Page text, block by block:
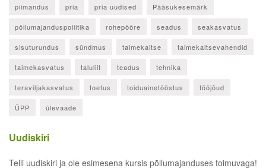
piimandus pria pria uudised Pääsukesemärk
põllumajanduspoliitika rohepööre seadus seakasvatus
sisuturundus sündmus taimekaitse taimekaitsevahendid
taimekasvatus taluliit teadus tehnika
teraviljakasvatus toetus toiduainetööstus tööjõud
ÜPP ülevaade
Uudiskiri
Telli uudiskiri ja ole esimesena kursis põllumajanduses toimuvaga!